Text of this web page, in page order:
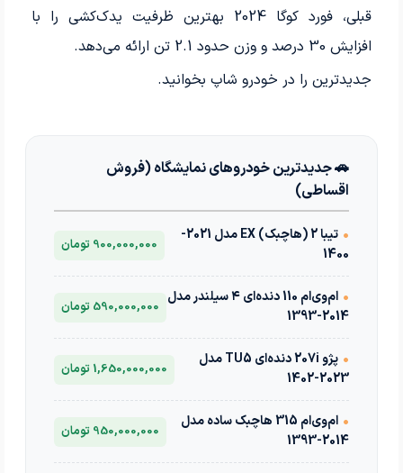
قبلی، فورد کوگا 2024 بهترین ظرفیت یدک‌کشی را با
افزایش 30 درصد و وزن حدود 2.1 تن ارائه می‌دهد.
جدیدترین را در خودرو شاپ بخوانید.
🚗 جدیدترین خودروهای نمایشگاه (فروش
اقساطی)
•
تیبا 2 (هاچبک) EX مدل 2021-
1400
900,000,000 تومان
•
ام‌وی‌ام 110 دنده‌ای ۴ سیلندر مدل
2014-1393
590,000,000 تومان
•
پژو 207i دنده‌ای TU5 مدل
2023-1402
1,650,000,000 تومان
•
ام‌وی‌ام 315 هاچبک ساده مدل
2014-1393
950,000,000 تومان